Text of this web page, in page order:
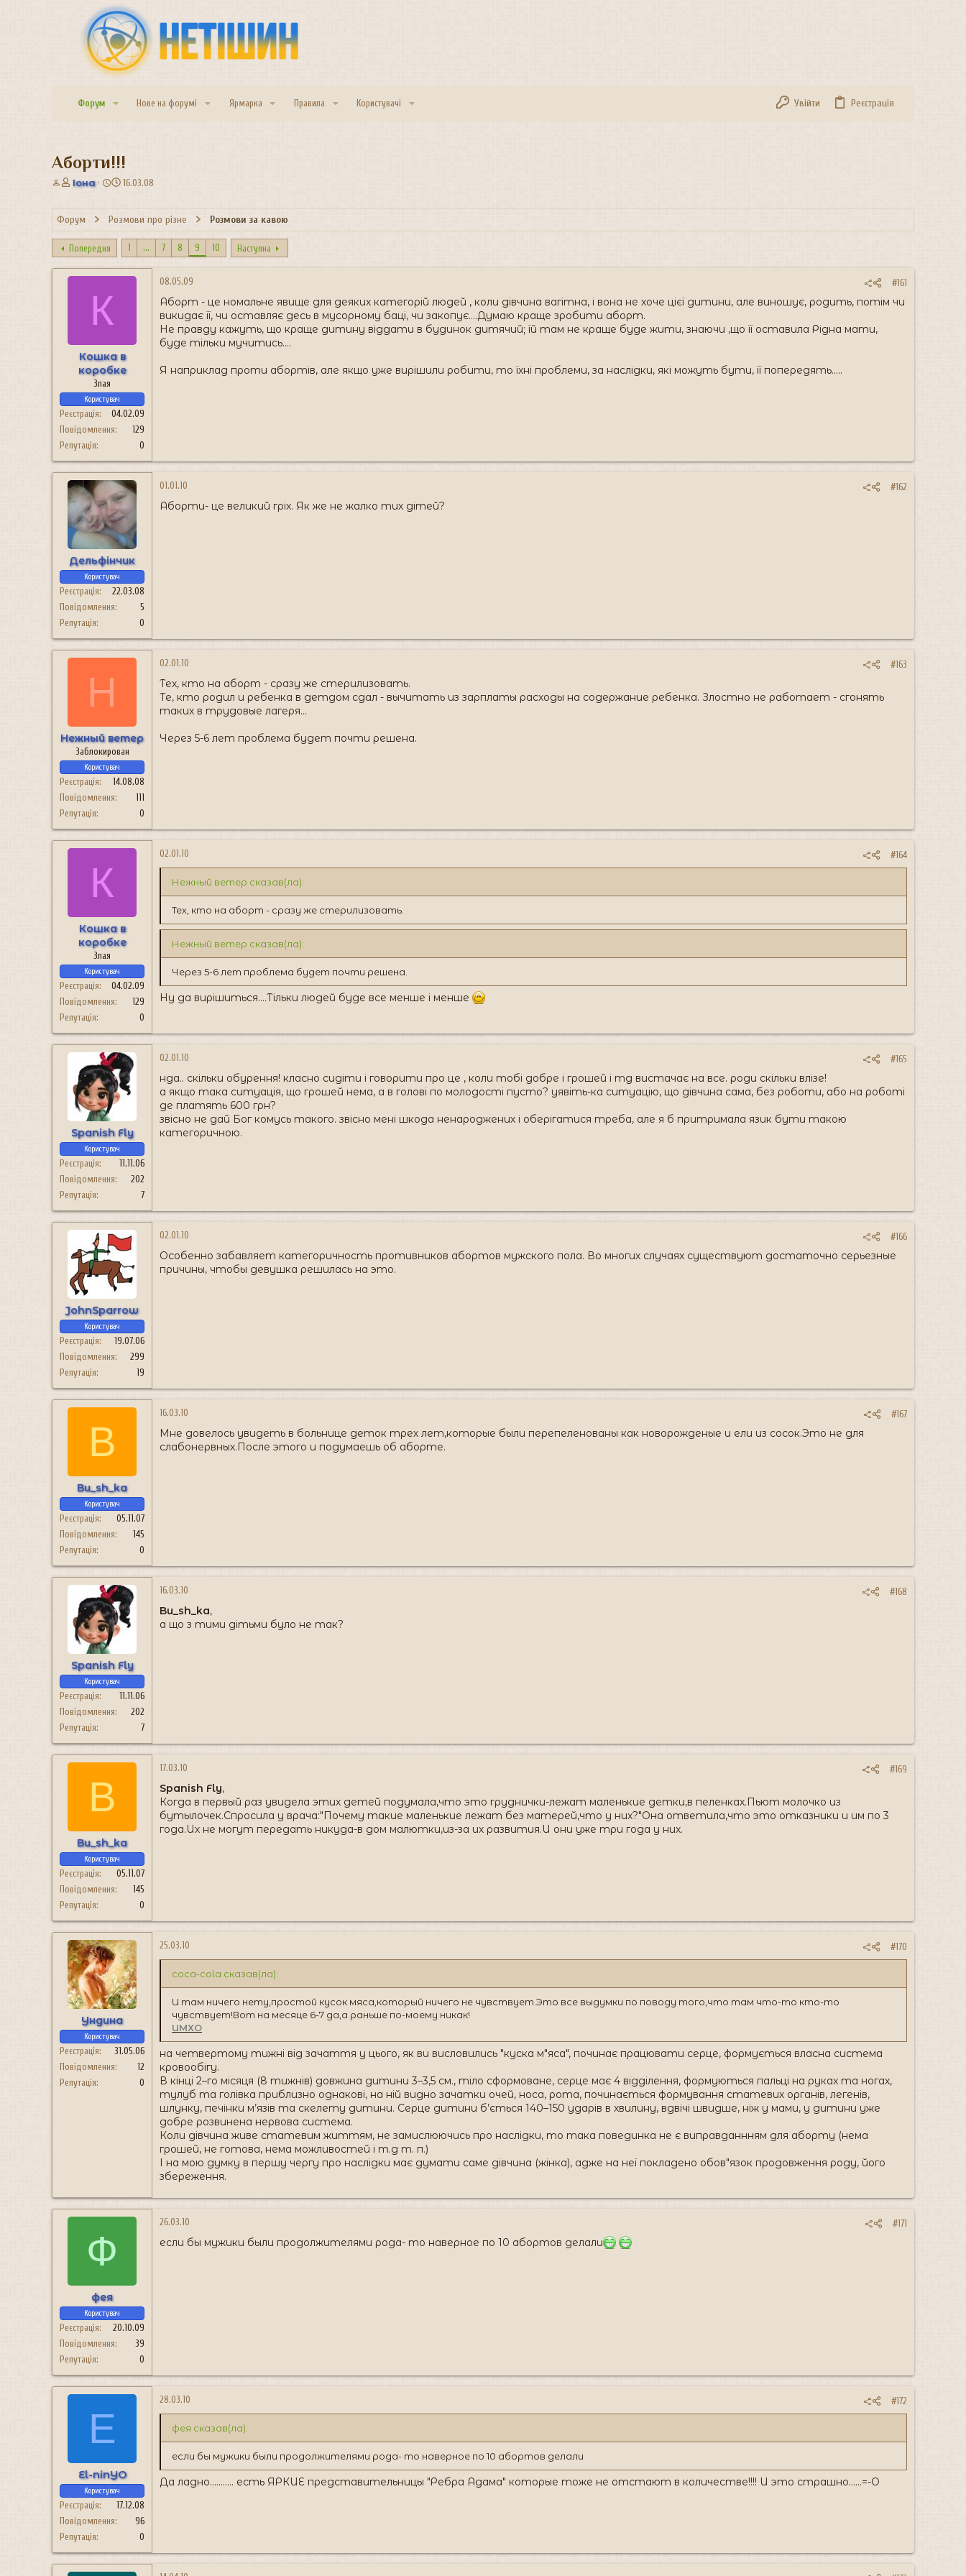
Форум Нове на форумі Ярмарка Правила Користувачі Увійти Реєстрація
Аборти!!!
А
т
о
р
т
е
м
Іона
Д
т
а
с
в
о
16.03.08
Форум Розмови про різне Розмови за кавою
Попередня 1 ... 7 8 9 10 Наступна
К
Кошка в
коробке
Злая
Користувач
Реєстрація
04.02.09
Повідомлення
129
Репутація
0
08.05.09 #161
Аборт - це номальне явище для деяких категорій людей , коли дівчина вагітна, і вона не хоче цієї дитини, але виношує, родить, потім чи
викидає її, чи оставляє десь в мусорному баці, чи закопує....Думаю краще зробити аборт.
Не правду кажуть, що краще дитину віддати в будинок дитячий; їй там не краще буде жити, знаючи ,що її оставила Рідна мати,
буде тільки мучитись....
Я наприклад проти абортів, але якщо уже вирішили робити, то їхні проблеми, за наслідки, які можуть бути, її попередять.....
Дельфінчик
Користувач
Реєстрація
22.03.08
Повідомлення
5
Репутація
0
01.01.10 #162
Аборти- це великий гріх. Як же не жалко тих дітей?
Н
Нежный ветер
Заблокирован
Користувач
Реєстрація
14.08.08
Повідомлення
111
Репутація
0
02.01.10 #163
Тех, кто на аборт - сразу же стерилизовать.
Те, кто родил и ребенка в детдом сдал - вычитать из зарплаты расходы на содержание ребенка. Злостно не работает - сгонять
таких в трудовые лагеря...
Через 5-6 лет проблема будет почти решена.
К
Кошка в
коробке
Злая
Користувач
Реєстрація
04.02.09
Повідомлення
129
Репутація
0
02.01.10 #164
Нежный ветер сказав(ла):
Тех, кто на аборт - сразу же стерилизовать.
Нежный ветер сказав(ла):
Через 5-6 лет проблема будет почти решена.
Ну да вирішиться....Тільки людей буде все менше і менше
Spanish Fly
Користувач
Реєстрація
11.11.06
Повідомлення
202
Репутація
7
02.01.10 #165
нда.. скільки обурення! класно сидіти і говорити про це , коли тобі добре і грошей і тд вистачає на все. роди скільки влізе!
а якщо така ситуація, що грошей нема, а в голові по молодості пусто? уявіть-ка ситуацію, що дівчина сама, без роботи, або на роботі
де платять 600 грн?
звісно не дай Бог комусь такого. звісно мені шкода ненароджених і оберігатися треба, але я б притримала язик бути такою
категоричною.
JohnSparrow
Користувач
Реєстрація
19.07.06
Повідомлення
299
Репутація
19
02.01.10 #166
Особенно забавляет категоричность противников абортов мужского пола. Во многих случаях существуют достаточно серьезные
причины, чтобы девушка решилась на это.
B
Bu_sh_ka
Користувач
Реєстрація
05.11.07
Повідомлення
145
Репутація
0
16.03.10 #167
Мне довелось увидеть в больнице деток трех лет,которые были перепеленованы как новорожденые и ели из сосок.Это не для
слабонервных.После этого и подумаешь об аборте.
Spanish Fly
Користувач
Реєстрація
11.11.06
Повідомлення
202
Репутація
7
16.03.10 #168
Bu_sh_ka,
а що з тими дітьми було не так?
B
Bu_sh_ka
Користувач
Реєстрація
05.11.07
Повідомлення
145
Репутація
0
17.03.10 #169
Spanish Fly,
Когда в первый раз увидела этих детей подумала,что это груднички-лежат маленькие детки,в пеленках.Пьют молочко из
бутылочек.Спросила у врача:"Почему такие маленькие лежат без матерей,что у них?"Она ответила,что это отказники и им по 3
года.Их не могут передать никуда-в дом малютки,из-за их развития.И они уже три года у них.
Ундина
Користувач
Реєстрація
31.05.06
Повідомлення
12
Репутація
0
25.03.10 #170
coca-cola сказав(ла):
И там ничего нету,простой кусок мяса,который ничего не чувствует.Это все выдумки по поводу того,что там что-то кто-то
чувствует!Вот на месяце 6-7 да,а раньше по-моему никак!
ИМХО
на четвертому тижні від зачаття у цього, як ви висловились "куска м"яса", починає працювати серце, формується власна система
кровообігу.
В кінці 2–го місяця (8 тижнів) довжина дитини 3–3,5 см., тіло сформоване, серце має 4 відділення, формуються пальці на руках та ногах,
тулуб та голівка приблизно однакові, на ній видно зачатки очей, носа, рота, починається формування статевих органів, легенів,
шлунку, печінки м’язів та скелету дитини. Серце дитини б’ється 140–150 ударів в хвилину, вдвічі швидше, ніж у мами, у дитини уже
добре розвинена нервова система.
Коли дівчина живе статевим життям, не замислюючись про наслідки, то така повединка не є виправданнням для аборту (нема
грошей, не готова, нема можливостей і т.д т. п.)
І на мою думку в першу чергу про наслідки має думати саме дівчина (жінка), адже на неї покладено обов"язок продовження роду, його
збереження.
Ф
фея
Користувач
Реєстрація
20.10.09
Повідомлення
39
Репутація
0
26.03.10 #171
если бы мужики были продолжителями рода- то наверное по 10 абортов делали
E
El-ninYO
Користувач
Реєстрація
17.12.08
Повідомлення
96
Репутація
0
28.03.10 #172
фея сказав(ла):
если бы мужики были продолжителями рода- то наверное по 10 абортов делали
Да ладно........... есть ЯРКИЕ представительницы "Ребра Адама" которые тоже не отстают в количестве!!!! И это страшно......=-O